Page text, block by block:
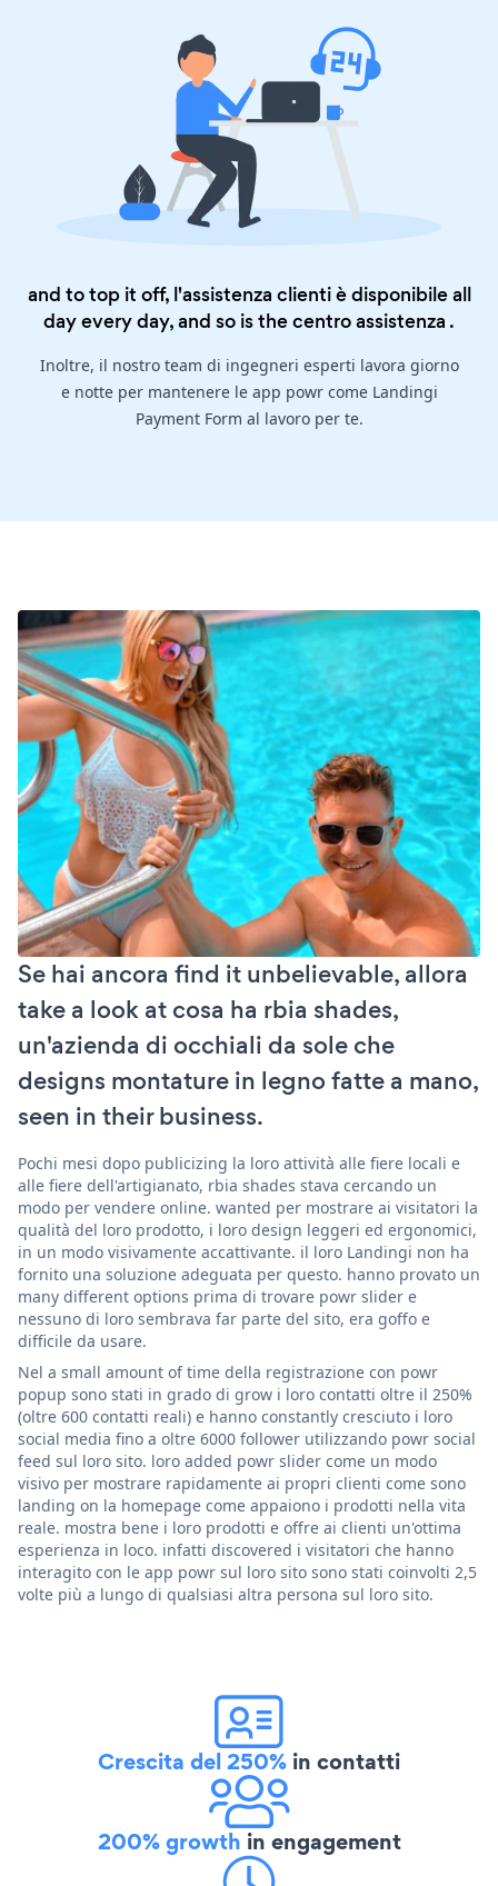
and to top it off, l'assistenza clienti è disponibile all
day every day, and so is thecentro assistenza .
Inoltre, il nostro team di ingegneri esperti lavora giorno
e notte per mantenere le app powr come Landingi
Payment Form al lavoro per te.
Se hai ancora find it unbelievable, allora
take a look at cosa ha rbia shades,
un'azienda di occhiali da sole che
designs montature in legno fatte a mano,
seen in their business.
Pochi mesi dopo publicizing la loro attività alle fiere locali e
alle fiere dell'artigianato, rbia shades stava cercando un
modo per vendere online. wanted per mostrare ai visitatori la
qualità del loro prodotto, i loro design leggeri ed ergonomici,
in un modo visivamente accattivante. il loro Landingi non ha
fornito una soluzione adeguata per questo. hanno provato un
many different options prima di trovare powr slider e
nessuno di loro sembrava far parte del sito, era goffo e
difficile da usare.
Nel a small amount of time della registrazione con powr
popup sono stati in grado di grow i loro contatti oltre il 250%
(oltre 600 contatti reali) e hanno constantly cresciuto i loro
social media fino a oltre 6000 follower utilizzando powr social
feed sul loro sito. loro added powr slider come un modo
visivo per mostrare rapidamente ai propri clienti come sono
landing on la homepage come appaiono i prodotti nella vita
reale. mostra bene i loro prodotti e offre ai clienti un'ottima
esperienza in loco. infatti discovered i visitatori che hanno
interagito con le app powr sul loro sito sono stati coinvolti 2,5
volte più a lungo di qualsiasi altra persona sul loro sito.
Crescita del 250% in contatti
200% growth in engagement